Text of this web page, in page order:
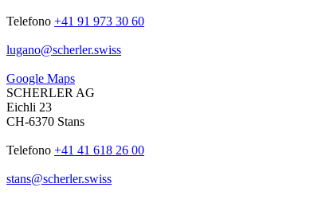
Telefono +41 91 973 30 60
lugano@scherler.swiss
Google Maps
SCHERLER AG
Eichli 23
CH-6370 Stans
Telefono +41 41 618 26 00
stans@scherler.swiss